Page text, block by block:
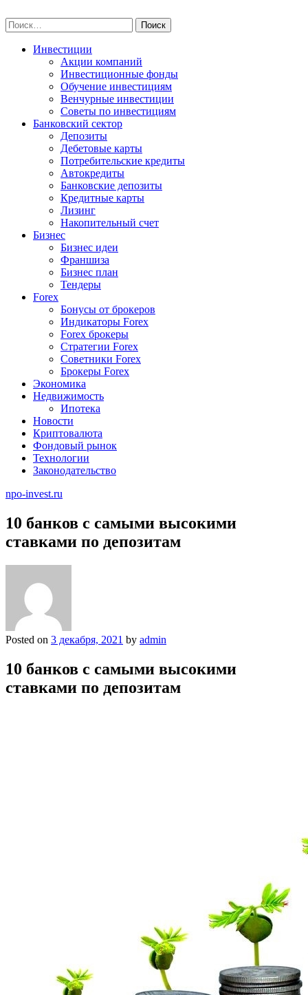
to
content
Найти:
Инвестиции
Акции компаний
Инвестиционные фонды
Обучение инвестициям
Венчурные инвестиции
Советы по инвестициям
Банковский сектор
Депозиты
Дебетовые карты
Потребительские кредиты
Автокредиты
Банковские депозиты
Кредитные карты
Лизинг
Накопительный счет
Бизнес
Бизнес идеи
Франшиза
Бизнес план
Тендеры
Forex
Бонусы от брокеров
Индикаторы Forex
Forex брокеры
Стратегии Forex
Советники Forex
Брокеры Forex
Экономика
Недвижимость
Ипотека
Новости
Криптовалюта
Фондовый рынок
Технологии
Законодательство
npo-invest.ru
10 банков с самыми высокими
ставками по депозитам
Posted on 3 декабря, 2021 by admin
10 банков с самыми высокими
ставками по депозитам